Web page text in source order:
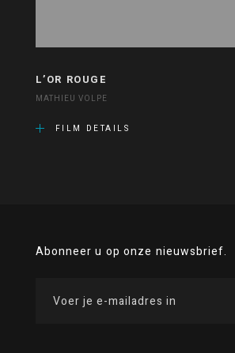
L’OR ROUGE
MATHIEU VOLPE
FILM DETAILS
Abonneer u op onze nieuwsbrief.